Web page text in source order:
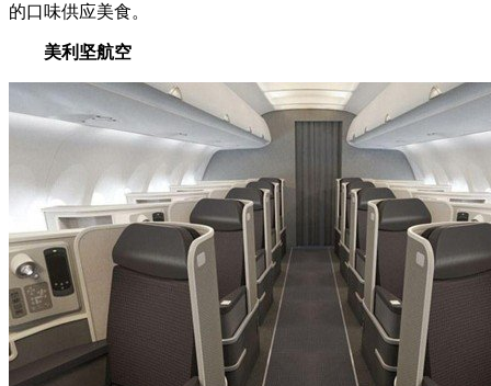
的口味供应美食。
美利坚航空